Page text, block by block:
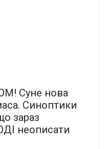
Суне нова
Синоптики
зараз
неописати